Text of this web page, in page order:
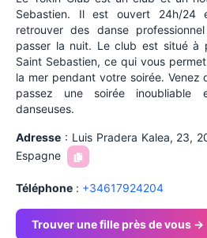
Sebastien. Il est ouvert 24h/24
retrouver des danse
passer la nuit. Le club est situé à
Saint Sebastien, ce qui vous
la mer pendant votre soirée. Venez
passez une soirée inoubliable
danseuses.
Adresse : Luis Pradera Kalea, 23,
Espagne
Téléphone : +34617924204
Trouver une fille près de vous →